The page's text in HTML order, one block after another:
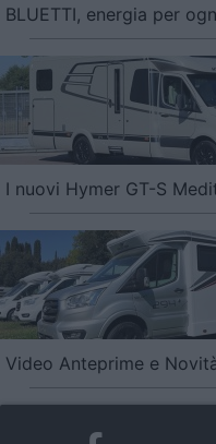
BLUETTI, energia per
I nuovi Hymer GT-S
Video Anteprime e